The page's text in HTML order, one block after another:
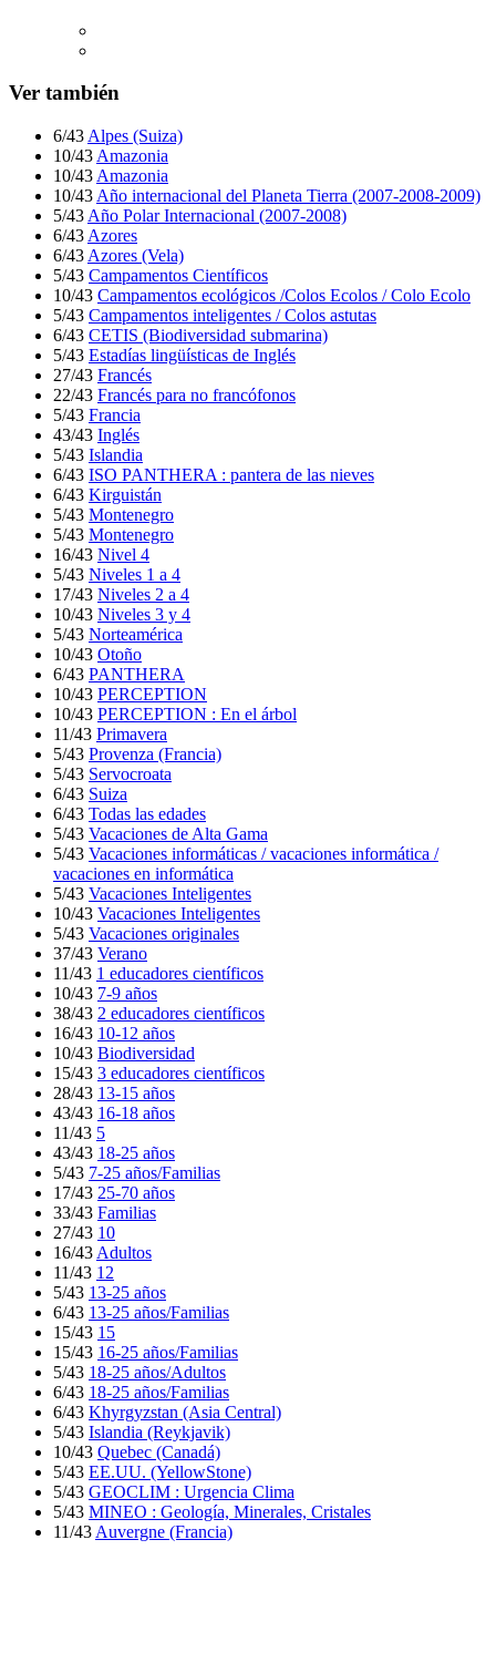
Ver también
6/43 Alpes (Suiza)
10/43 Amazonia
10/43 Amazonia
10/43 Año internacional del Planeta Tierra (2007-2008-2009)
5/43 Año Polar Internacional (2007-2008)
6/43 Azores
6/43 Azores (Vela)
5/43 Campamentos Científicos
10/43 Campamentos ecológicos /Colos Ecolos / Colo Ecolo
5/43 Campamentos inteligentes / Colos astutas
6/43 CETIS (Biodiversidad submarina)
5/43 Estadías lingüísticas de Inglés
27/43 Francés
22/43 Francés para no francófonos
5/43 Francia
43/43 Inglés
5/43 Islandia
6/43 ISO PANTHERA : pantera de las nieves
6/43 Kirguistán
5/43 Montenegro
5/43 Montenegro
16/43 Nivel 4
5/43 Niveles 1 a 4
17/43 Niveles 2 a 4
10/43 Niveles 3 y 4
5/43 Norteamérica
10/43 Otoño
6/43 PANTHERA
10/43 PERCEPTION
10/43 PERCEPTION : En el árbol
11/43 Primavera
5/43 Provenza (Francia)
5/43 Servocroata
6/43 Suiza
6/43 Todas las edades
5/43 Vacaciones de Alta Gama
5/43 Vacaciones informáticas / vacaciones informática /
vacaciones en informática
5/43 Vacaciones Inteligentes
10/43 Vacaciones Inteligentes
5/43 Vacaciones originales
37/43 Verano
11/43 1 educadores científicos
10/43 7-9 años
38/43 2 educadores científicos
16/43 10-12 años
10/43 Biodiversidad
15/43 3 educadores científicos
28/43 13-15 años
43/43 16-18 años
11/43 5
43/43 18-25 años
5/43 7-25 años/Familias
17/43 25-70 años
33/43 Familias
27/43 10
16/43 Adultos
11/43 12
5/43 13-25 años
6/43 13-25 años/Familias
15/43 15
15/43 16-25 años/Familias
5/43 18-25 años/Adultos
6/43 18-25 años/Familias
6/43 Khyrgyzstan (Asia Central)
5/43 Islandia (Reykjavik)
10/43 Quebec (Canadá)
5/43 EE.UU. (YellowStone)
5/43 GEOCLIM : Urgencia Clima
5/43 MINEO : Geología, Minerales, Cristales
11/43 Auvergne (Francia)